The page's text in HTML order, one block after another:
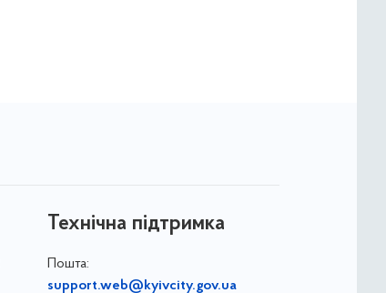
Технічна підтримка
Пошта:
support.web@kyivcity.gov.ua